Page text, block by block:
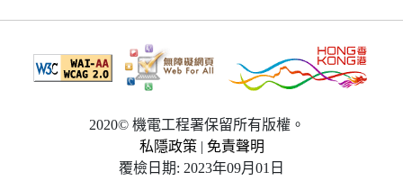
2020© 機電工程署保留所有版權。
私隱政策 | 免責聲明
覆檢日期: 2023年09月01日